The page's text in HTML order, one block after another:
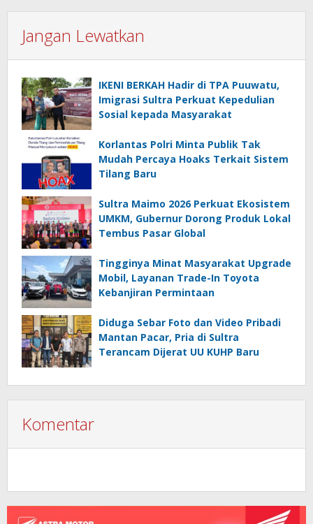
Jangan Lewatkan
IKENI BERKAH Hadir di TPA Puuwatu,
Imigrasi Sultra Perkuat Kepedulian
Sosial kepada Masyarakat
Korlantas Polri Minta Publik Tak
Mudah Percaya Hoaks Terkait Sistem
Tilang Baru
Sultra Maimo 2026 Perkuat Ekosistem
UMKM, Gubernur Dorong Produk Lokal
Tembus Pasar Global
Tingginya Minat Masyarakat Upgrade
Mobil, Layanan Trade-In Toyota
Kebanjiran Permintaan
Diduga Sebar Foto dan Video Pribadi
Mantan Pacar, Pria di Sultra
Terancam Dijerat UU KUHP Baru
Komentar